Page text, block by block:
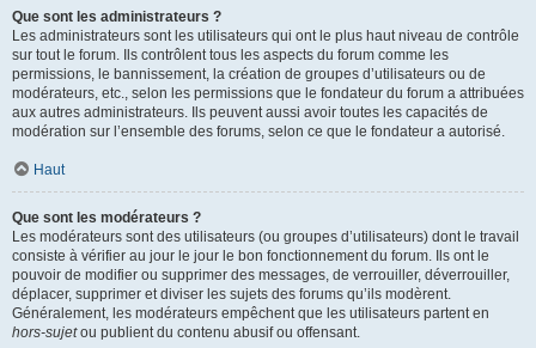
Que sont les administrateurs ?
Les administrateurs sont les utilisateurs qui ont le plus haut niveau de contrôle
sur tout le forum. Ils contrôlent tous les aspects du forum comme les
permissions, le bannissement, la création de groupes d’utilisateurs ou de
modérateurs, etc., selon les permissions que le fondateur du forum a attribuées
aux autres administrateurs. Ils peuvent aussi avoir toutes les capacités de
modération sur l’ensemble des forums, selon ce que le fondateur a autorisé.
Haut
Que sont les modérateurs ?
Les modérateurs sont des utilisateurs (ou groupes d’utilisateurs) dont le travail
consiste à vérifier au jour le jour le bon fonctionnement du forum. Ils ont le
pouvoir de modifier ou supprimer des messages, de verrouiller, déverrouiller,
déplacer, supprimer et diviser les sujets des forums qu’ils modèrent.
Généralement, les modérateurs empêchent que les utilisateurs partent en
hors-sujetou publient du contenu abusif ou offensant.